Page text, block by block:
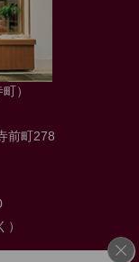
）
前町278